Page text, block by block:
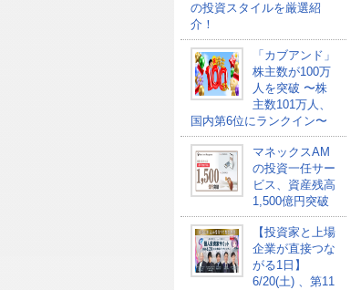
の投資スタイルを厳選紹
介！
「カブアンド」
株主数が100万
人を突破 〜株
主数101万人、
国内第6位にランクイン〜
マネックスAM
の投資一任サー
ビス、資産残高
1,500億円突破
【投資家と上場
企業が直接つな
がる1日】
6/20(土) 、第11